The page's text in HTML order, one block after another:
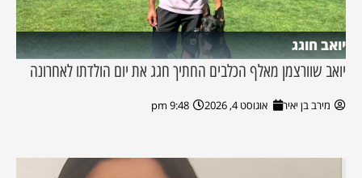
יואב חוגג
יואב שוורצמן מאלף הכלבים החתיך חגג את יום הולדתו לאחרונה
מירב בן יאיר אוגוסט 4, 2026 9:48 pm